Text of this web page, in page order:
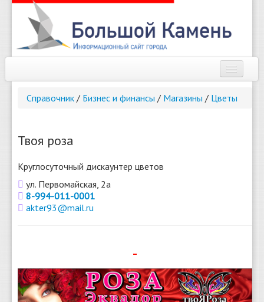
Погода
О сайте
Справочник / Бизнес и финансы / Магазины / Цветы
Твоя роза
Круглосуточный дискаунтер цветов
ул. Первомайская, 2а
8-994-011-0001
akter93@mail.ru